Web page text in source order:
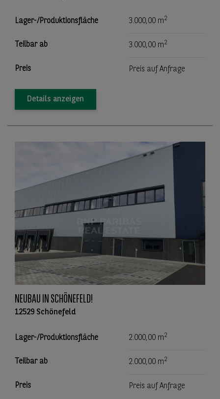
Lager-/Produktionsfläche 3.000,00 m2
Teilbar ab 3.000,00 m2
Preis Preis auf Anfrage
Details anzeigen
NEUBAU IN SCHÖNEFELD!
12529 Schönefeld
Lager-/Produktionsfläche 2.000,00 m2
Teilbar ab 2.000,00 m2
Preis Preis auf Anfrage